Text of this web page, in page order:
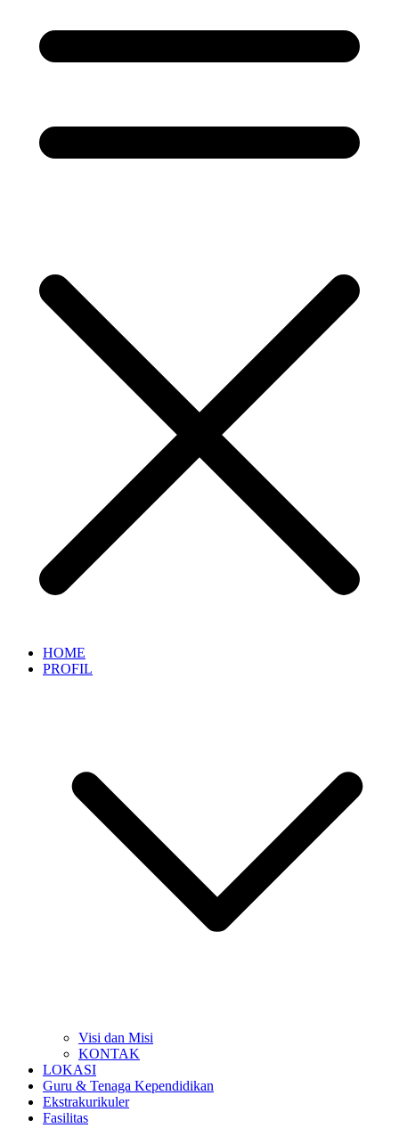
HOME
PROFIL
Visi dan Misi
KONTAK
LOKASI
Guru & Tenaga Kependidikan
Ekstrakurikuler
Fasilitas